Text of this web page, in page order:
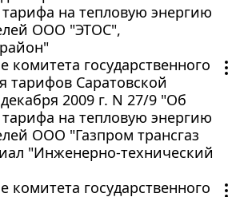
на тепловую энергию
ООО "ЭТОС",
комитета государственного
тарифов Саратовской
2009 г. N 27/9 "Об
на тепловую энергию
ООО "Газпром трансгаз
"Инженерно-технический
комитета государственного